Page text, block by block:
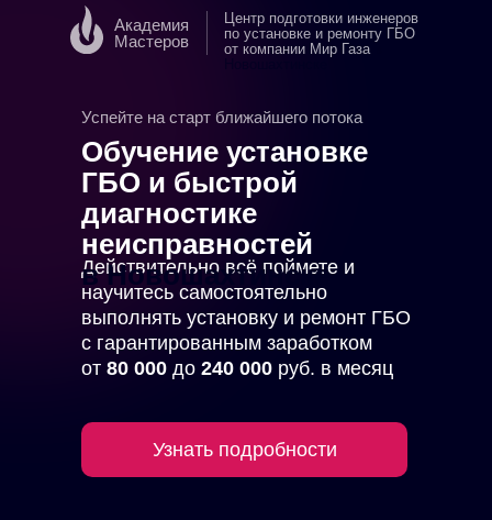
Действительно всё поймете и
научитесь самостоятельно
выполнять установку и ремонт ГБО
с гарантированным заработком
от 80 000 до 240 000 руб. в месяц
Узнать подробности
Обучение установке
ГБО и быстрой
диагностике
неисправностей
в Новошахтинске
Академия
Мастеров
Центр подготовки инженеров
по установке и ремонту ГБО
от компании Мир Газа
Успейте на старт ближайшего потока